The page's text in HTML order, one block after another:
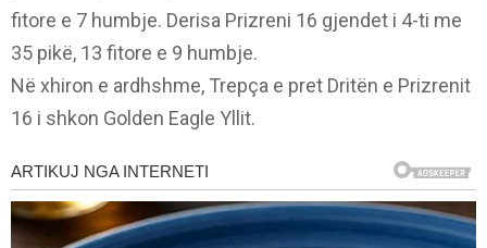
fitore e 7 humbje. Derisa Prizreni 16 gjendet i 4-ti me
35 pikë, 13 fitore e 9 humbje.
Në xhiron e ardhshme, Trepça e pret Dritën e Prizrenit
16 i shkon Golden Eagle Yllit.